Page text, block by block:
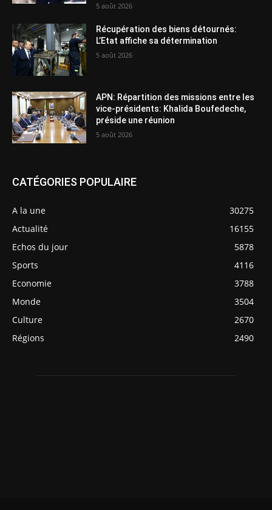
5 août 2026
Récupération des biens détournés:
L’Etat affiche sa détermination
5 août 2026
APN: Répartition des missions entre les
vice-présidents: Khalida Boufedeche,
préside une réunion
5 août 2026
CATÉGORIES POPULAIRE
A la une
30275
Actualité
16155
Echos du jour
5878
Sports
4116
Economie
3788
Monde
3504
Culture
2670
Régions
2490